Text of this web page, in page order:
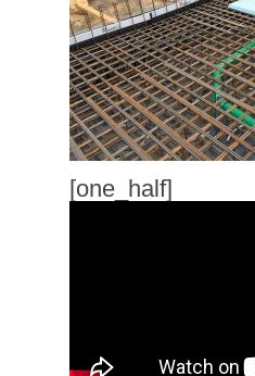
[one_half]